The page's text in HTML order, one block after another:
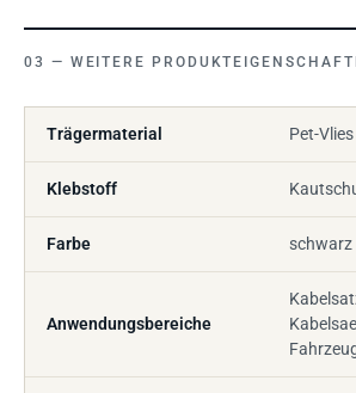
WEITERE
Trägermaterial Pet-Vlies
Klebstoff
Farbe schwarz
Anwendungsbereiche